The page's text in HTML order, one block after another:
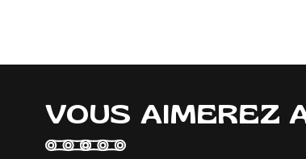
VOUS AIMEREZ